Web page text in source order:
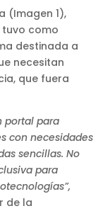
(Imagen 1),
tuvo como
destinada a
necesitan
que fuera
portal para
con necesidades
sencillas. No
para
de la